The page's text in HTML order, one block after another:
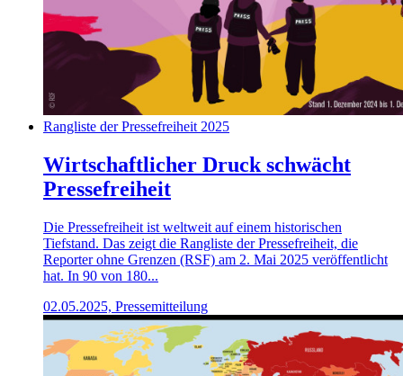
Rangliste der Pressefreiheit 2025
Wirtschaftlicher Druck schwächt
Pressefreiheit
Die Pressefreiheit ist weltweit auf einem historischen
Tiefstand. Das zeigt die Rangliste der Pressefreiheit, die
Reporter ohne Grenzen (RSF) am 2. Mai 2025 veröffentlicht
hat. In 90 von 180...
02.05.2025, Pressemitteilung